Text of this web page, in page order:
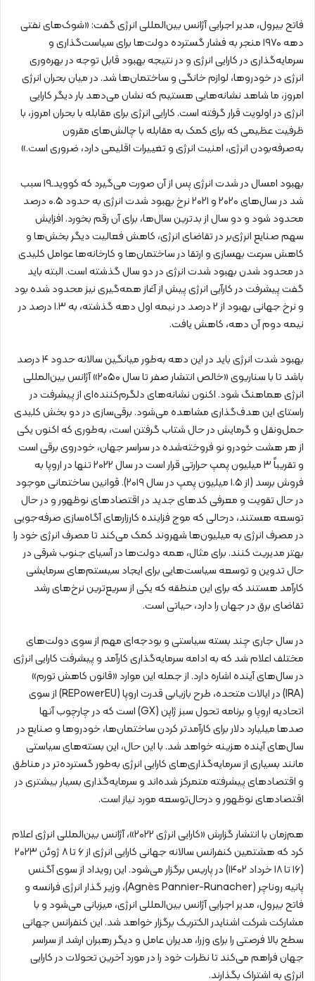
فاتح بیرول، مدیر اجرایی آژانس بین‌المللی انرژی گفت: «شوک‌های نفتی
دهه ۱۹۷۰ منجر به فشار گسترده دولت‌ها برای سیاست‌گذاری و
سرمایه‌گذاری در کارایی انرژی و در نتیجه بهبود قابل توجه در بهره‌وری
انرژی در خودروها، لوازم خانگی و ساختمان‌ها شد. در میان بحران انرژی
امروز، ما شاهد نشانه‌هایی هستیم که نشان می‌دهد بار دیگر کارایی
انرژی در اولویت قرار گرفته است. کارایی انرژی برای مقابله با بحران امروز، با
ظرفیت عظیمی که برای کمک به مقابله با چالش‌های مقرون
به‌صرفه‌بودن انرژی، امنیت انرژی و تغییرات اقلیمی دارد، ضروری است.»
بهبود امسال در شدت انرژی پس از آن صورت می‌گیرد که کوویدـ۱۹ سبب
شد در سال‌های ۲۰۲۰ و ۲۰۲۱ نرخ بهبود شدت انرژی به حدود ۰.۵ درصد
محدود شود و دو سال از بدترین سال‌ها، برای آن رقم بخورد. افزایش
سهم صنایع انرژی‌بر در تقاضای انرژی، کاهش فعالیت دیگر بخش‌ها و
کاهش سرعت بهسازی و ارتقا در ساختمان‌ها و کارخانه‌ها عوامل کلیدی
در محدود شدن بهبود شدت انرژی در دو سال گذشته است. البته باید
گفت پیشرفت در کارآیی انرژی پیش از آغاز همه‌گیری نیز محدود شده بود
و نرخ جهانی بهبود از ۲ درصد در نیمه اول دهه گذشته، به ۱.۳ درصد در
نیمه دوم آن دهه، کاهش یافت.
بهبود شدت انرژی باید در این دهه به‌طور میانگین سالانه حدود ۴ درصد
باشد تا با سناریوی «خالص انتشار صفر تا سال ۲۰۵۰» آژانس بین‌المللی
انرژی هماهنگ شود. اکنون نشانه‌های دلگرم‌کننده‌ای از پیشرفت در
راستای این هدف‌گذاری مشاهده می‌شود. برقی‌سازی در دو بخش کلیدی
حمل‌ونقل و گرمایش در حال شتاب‌ گرفتن است، به‌طوری ‌که اکنون یکی
از هر هشت خودرو نو فروخته‌شده در سراسر جهان، خودروی برقی است
و تقریباً ۳ میلیون پمپ حرارتی قرار است در سال ۲۰۲۲ تنها در اروپا به
فروش برسد (از ۱.۵ میلیون پمپ در سال ۲۰۱۹). قوانین ساختمانی موجود
در حال تقویت و معرفی کدهای جدید در اقتصادهای نوظهور و در حال‌
توسعه هستند، درحالی ‌که موج فزاینده کارزارهای آگاه‌سازی صرفه‌جویی
در مصرف انرژی به میلیون‌ها شهروند کمک می‌کند تا مصرف انرژی خود را
بهتر مدیریت کنند. برای مثال، همه دولت‌ها در آسیای جنوب شرقی در
حال تدوین و توسعه سیاست‌هایی برای ایجاد سیستم‌های سرمایشی
کارآمد هستند که برای این منطقه که یکی از سریع‌ترین نرخ‌های رشد
تقاضای برق در جهان را دارد، حیاتی است.
در سال‌ جاری چند بسته سیاستی و بودجه‌ای مهم از سوی دولت‌های
مختلف اعلام شد که به ادامه سرمایه‌گذاری کارآمد و پیشرفت کارایی انرژی
در سال‌های آینده اشاره دارد. از جمله این موارد «قانون کاهش تورم»
(IRA) در ایالات متحده، طرح بازیابی قدرت اروپا (REPowerEU) از سوی
اتحادیه اروپا و برنامه تحول سبز ژاپن (GX) است که در چارچوب آنها
صدها میلیارد دلار برای کارآمدتر کردن ساختمان‌ها، خودروها و صنایع در
سال‌های آینده هزینه خواهد شد. با این حال، این بسته‌های سیاستی
مانند بسیاری از سرمایه‌گذاری‌های کارایی انرژی به‌طور گسترده‌تر در مناطق
و اقتصادهای پیشرفته متمرکز شده‌اند و سرمایه‌گذاری بسیار بیشتری در
اقتصادهای نوظهور و درحال‌توسعه مورد نیاز است.
هم‌زمان با انتشار گزارش «کارایی انرژی ۲۰۲۲»، آژانس بین‌المللی انرژی اعلام
کرد که هشتمین کنفرانس سالانه جهانی کارایی انرژی از ۶ تا ۸ ژوئن ۲۰۲۳
(۱۶ تا ۱۸ خرداد ۱۴۰۲) در پاریس برگزار می‌شود. این رویداد از سوی آگنس
پانیه روناچر (Agnès Pannier-Runacher)، وزیر گذار انرژی فرانسه و
فاتح بیرول، مدیر اجرایی آژانس بین‌المللی انرژی، میزبانی می‌شود و با
مشارکت شرکت اشنایدر الکتریک برگزار خواهد شد. این کنفرانس جهانی
سطح بالا فرصتی را برای وزرا، مدیران عامل و دیگر رهبران ارشد از سراسر
جهان فراهم می‌کند تا نظرات خود را در مورد آخرین تحولات در کارایی
انرژی به اشتراک بگذارند.